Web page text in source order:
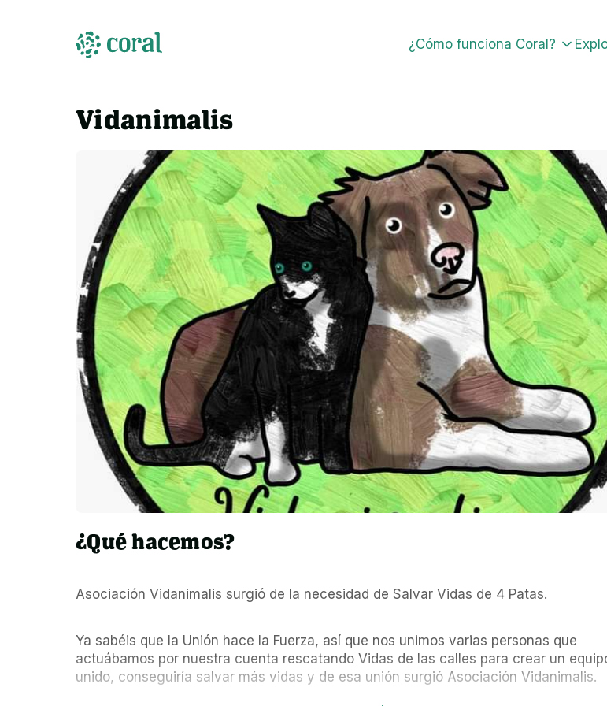
¿Cómo funciona Coral?
Vidanimalis
¿Qué hacemos?
Asociación Vidanimalis surgió de la necesidad de Salvar Vidas de 4 Patas.
Ya sabéis que la Unión hace la Fuerza, así que nos unimos varias personas que
actuábamos por nuestra cuenta rescatando Vidas de las calles para crear un
unido, conseguiría salvar más vidas y de esa unión surgió Asociación Vidanimalis.